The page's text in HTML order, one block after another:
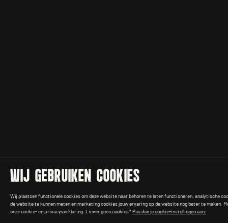
WIJ GEBRUIKEN COOKIES
Wij plaatsen functionele cookies om deze website naar behoren te laten functioneren, analytische
de website te kunnen meten en marketing cookies jouw ervaring op de website nog beter te maken.
onze cookie- en privacyverklaring. Liever geen cookies?Pas dan je cookie-instellingen aan.